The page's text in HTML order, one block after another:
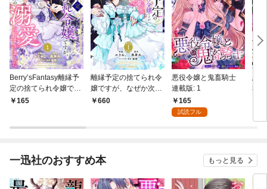
Berry’sFantasy離縁予
定の捨てられ令嬢です
が、なぜか次期公爵様
165
離縁予定の捨てられ令
嬢ですが、なぜか次期
公爵様の溺愛が始まり
660
悪役令嬢と鬼畜騎士
連載版: 1
165
試読フル
悪
私
一迅社のおすすめ本 もっと見る